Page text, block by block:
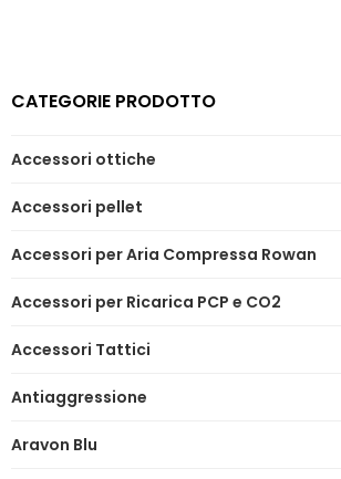
CATEGORIE PRODOTTO
Accessori ottiche
Accessori pellet
Accessori per Aria Compressa Rowan
Accessori per Ricarica PCP e CO2
Accessori Tattici
Antiaggressione
Aravon Blu